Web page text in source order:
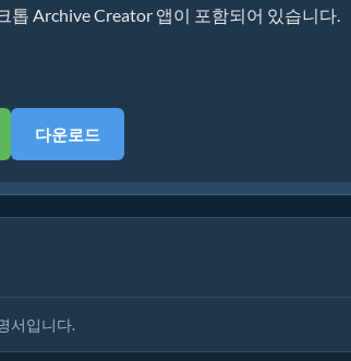
톱 Archive Creator 앱이 포함되어 있습니다.
다운로드
서입니다.